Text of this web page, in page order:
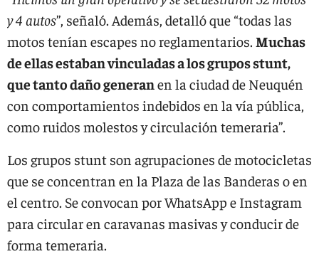
y 4 autos”, señaló. Además, detalló que “todas las
motos tenían escapes no reglamentarios. Muchas
de ellas estaban vinculadas a los grupos stunt,
que tanto daño generanen la ciudad de Neuquén
con comportamientos indebidos en la vía pública,
como ruidos molestos y circulación temeraria”.
Los grupos stunt son agrupaciones de motocicletas
que se concentran en la Plaza de las Banderas o en
el centro. Se convocan por WhatsApp e Instagram
para circular en caravanas masivas y conducir de
forma temeraria.